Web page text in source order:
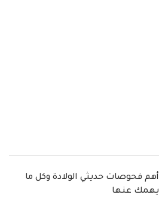
أهم فحوصات حديثي الولادة وكل ما
يهمك عنها